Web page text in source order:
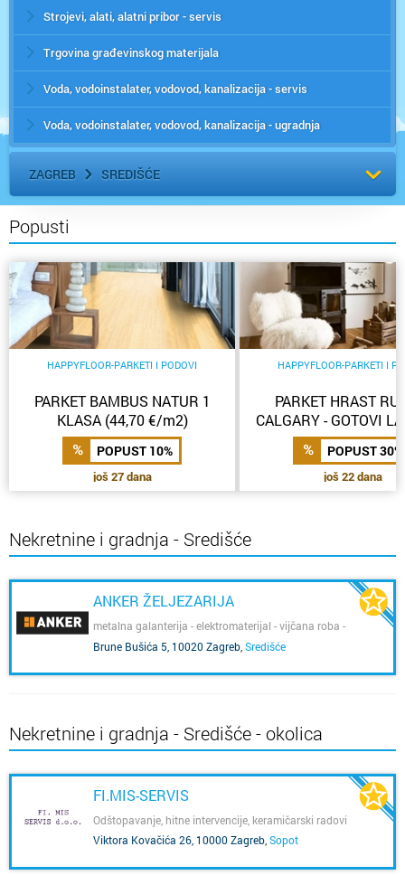
Strojevi, alati, alatni pribor - servis
Trgovina građevinskog materijala
Voda, vodoinstalater, vodovod, kanalizacija - servis
Voda, vodoinstalater, vodovod, kanalizacija - ugradnja
ZAGREB SREDIŠĆE
Popusti
HAPPYFLOOR-PARKETI I PODOVI
PARKET BAMBUS NATUR 1
KLASA (44,70 €/m2)
POPUST 10%
još 27 dana
HAPPYFLOOR-PARKETI I
PARKET HRAST
CALGARY - GOTOVI
PARKET (49,77 €/
POPUST 30%
još 22 dana
Nekretnine i gradnja - Središće
ANKER ŽELJEZARIJA
metalna galanterija - elektromaterijal - vijčana roba -
sanitarije - boje i lakovi - izrada ključevi - graviranje
Brune Bušića 5, 10020 Zagreb Središće
Nekretnine i gradnja - Središće - okolica
FI.MIS-SERVIS
Odštopavanje, hitne intervencije, keramičarski radovi
Viktora Kovačića 26, 10000 Zagreb Sopot